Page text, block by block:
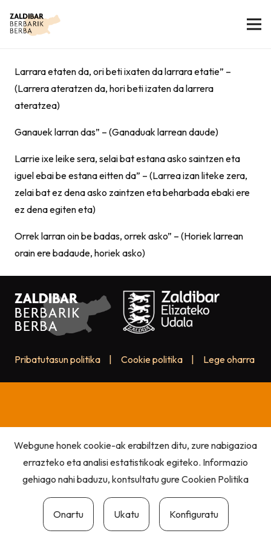
Larrara etaten da, ori beti ixaten da larrara etatie” –
(Larrera ateratzen da, hori beti izaten da larrera
ateratzea)
Ganauek larran das” – (Ganaduak larrean daude)
Larrie ixe leike sera, selai bat estana asko saintzen eta
iguel ebai be estana eitten da” – (Larrea izan liteke zera,
zelai bat ez dena asko zaintzen eta beharbada ebaki ere
ez dena egiten eta)
Orrek larran oin be badas, orrek asko” – (Horiek larrean
orain ere badaude, horiek asko)
Pribatutasun politika Cookie politika Lege oharra
Webgune honek cookie-ak erabiltzen ditu, zure nabigazioa
errazteko eta analisi estatistikoak egiteko. Informazio
gehiago nahi baduzu, kontsultatu gureCookien Politika
Onartu Ukatu Konfiguratu